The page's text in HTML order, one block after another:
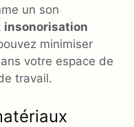
un son
insonorisation
minimiser
votre espace de
travail.